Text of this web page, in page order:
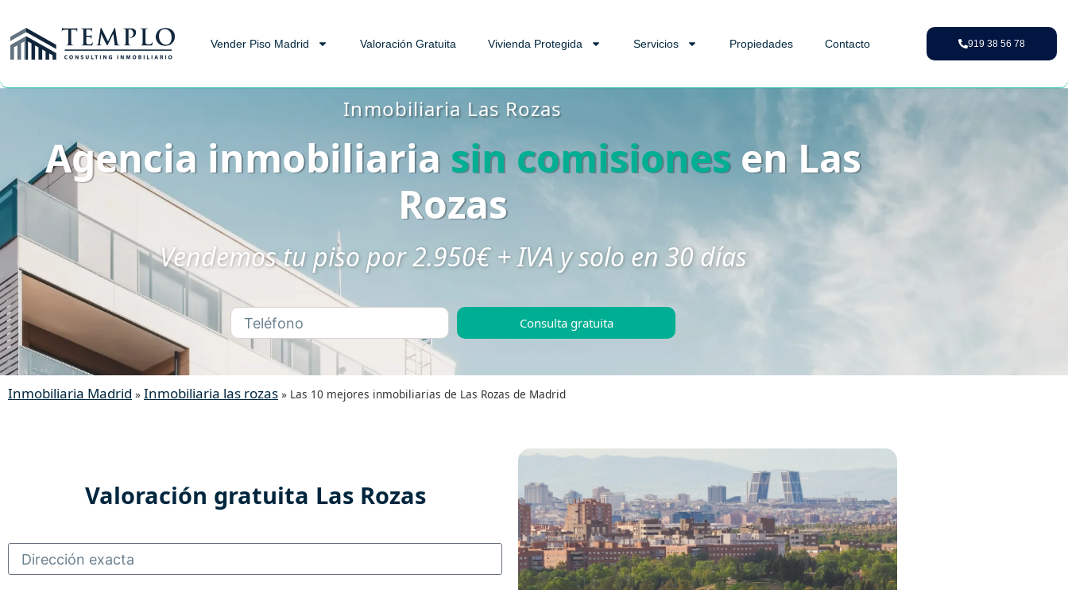
Vender Piso Madrid Valoración Gratuita Vivienda Protegida Servicios Propiedades Contacto 919 38 56 78
Inmobiliaria Las Rozas
Agencia inmobiliaria sin comisiones en Las
Rozas
Vendemos tu piso por 2.950€ + IVA y solo en 30 días
Consulta gratuita
Inmobiliaria Madrid » Inmobiliaria las rozas » Las 10 mejores inmobiliarias de Las Rozas de Madrid
Valoración gratuita Las Rozas